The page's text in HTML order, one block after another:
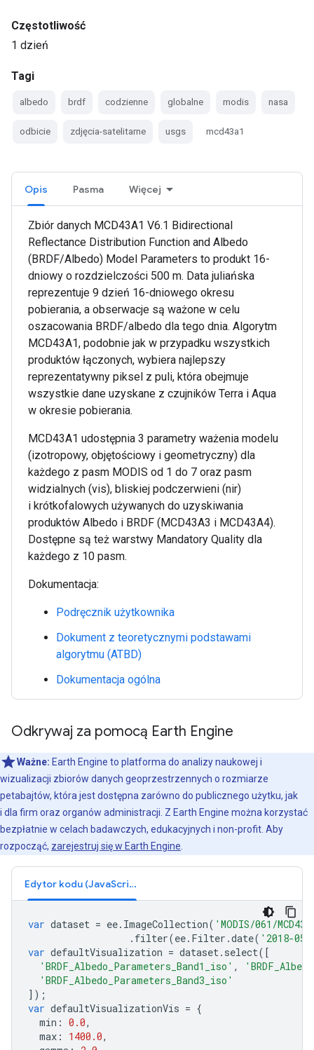
Częstotliwość
1 dzień
Tagi
albedo brdf codzienne globalne modis nasa
odbicie zdjęcia-satelitarne usgs mcd43a1
Opis Pasma Więcej
Zbiór danych MCD43A1 V6.1 Bidirectional
Reflectance Distribution Function and Albedo
(BRDF/Albedo) Model Parameters to produkt 16-
dniowy o rozdzielczości 500 m. Data juliańska
reprezentuje 9 dzień 16-dniowego okresu
pobierania, a obserwacje są ważone w celu
oszacowania BRDF/albedo dla tego dnia. Algorytm
MCD43A1, podobnie jak w przypadku wszystkich
produktów łączonych, wybiera najlepszy
reprezentatywny piksel z puli, która obejmuje
wszystkie dane uzyskane z czujników Terra i Aqua
w okresie pobierania.
MCD43A1 udostępnia 3 parametry ważenia modelu
(izotropowy, objętościowy i geometryczny) dla
każdego z pasm MODIS od 1 do 7 oraz pasm
widzialnych (vis), bliskiej podczerwieni (nir)
i krótkofalowych używanych do uzyskiwania
produktów Albedo i BRDF (MCD43A3 i MCD43A4).
Dostępne są też warstwy Mandatory Quality dla
każdego z 10 pasm.
Dokumentacja:
Podręcznik użytkownika
Dokument z teoretycznymi podstawami
algorytmu (ATBD)
Dokumentacja ogólna
Odkrywaj za pomocą Earth Engine
Ważne: Earth Engine to platforma do analizy naukowej i
wizualizacji zbiorów danych geoprzestrzennych o rozmiarze
petabajtów, która jest dostępna zarówno do publicznego użytku, jak
i dla firm oraz organów administracji. Z Earth Engine można korzystać
bezpłatnie w celach badawczych, edukacyjnych i non-profit. Aby
rozpocząć, zarejestruj się w Earth Engine
Edytor kodu (JavaScript)
var dataset = ee. ImageCollection( 'MODIS/061/
. filter(ee. Filter .date( '2018-
var defaultVisualization = dataset. select([
'BRDF_Albedo_Parameters_Band1_iso' ,
'BRDF_Albedo_Parameters_Band3_iso'
]);
var defaultVisualizationVis = {
min : 0.0,
max : 1400.0,